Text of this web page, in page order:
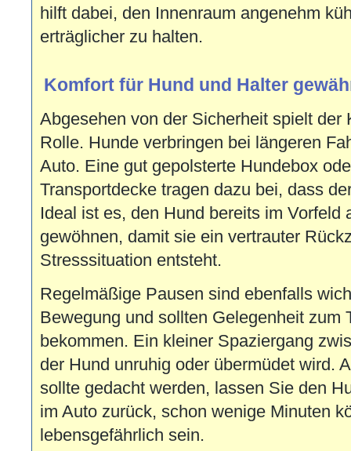
hilft dabei, den Innenraum angenehm
erträglicher zu halten.
Komfort für Hund und Halter
Abgesehen von der Sicherheit spielt der
Rolle. Hunde verbringen bei längeren
Auto. Eine gut gepolsterte Hundebox
Transportdecke tragen dazu bei, dass
Ideal ist es, den Hund bereits im Vorfeld
gewöhnen, damit sie ein vertrauter
Stresssituation entsteht.
Regelmäßige Pausen sind ebenfalls
Bewegung und sollten Gelegenheit zum
bekommen. Ein kleiner Spaziergang
der Hund unruhig oder übermüdet wird.
sollte gedacht werden, lassen Sie den
im Auto zurück, schon wenige Minuten
lebensgefährlich sein.